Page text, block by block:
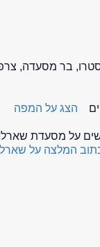
בר מסעדה,
הצג על המפה
על מסעדת
המלצה על